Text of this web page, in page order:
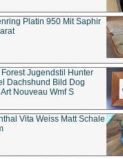
Platin 950 Mit Saphir
Forest Jugendstil Hunter
Dachshund Bild Dog
Nouveau Wmf S
Vita Weiss Matt Schale